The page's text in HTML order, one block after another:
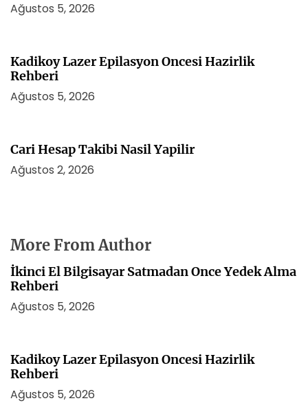
Ağustos 5, 2026
Kadikoy Lazer Epilasyon Oncesi Hazirlik
Rehberi
Ağustos 5, 2026
Cari Hesap Takibi Nasil Yapilir
Ağustos 2, 2026
More From Author
İkinci El Bilgisayar Satmadan Once Yedek Alma
Rehberi
Ağustos 5, 2026
Kadikoy Lazer Epilasyon Oncesi Hazirlik
Rehberi
Ağustos 5, 2026